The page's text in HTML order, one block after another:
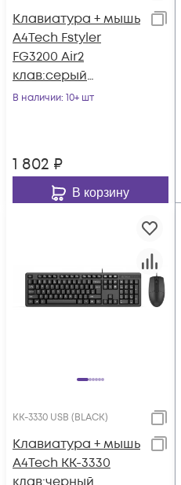
Клавиатура + мышь
A4Tech Fstyler
FG3200 Air2
клав:серый
мышь:серый USB
В наличии: 10+ шт
1 802 ₽
В корзину
KK-3330 USB (BLACK)
Клавиатура + мышь
A4Tech KK-3330